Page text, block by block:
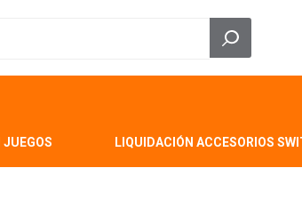
JUEGOS LIQUIDACIÓN ACCESORIOS